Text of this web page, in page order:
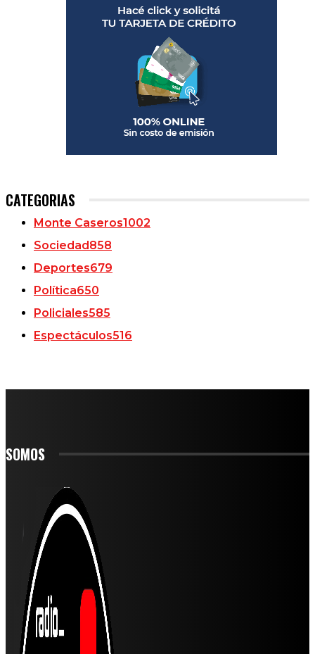
CATEGORIAS
Monte Caseros1002
Sociedad858
Deportes679
Política650
Policiales585
Espectáculos516
SOMOS